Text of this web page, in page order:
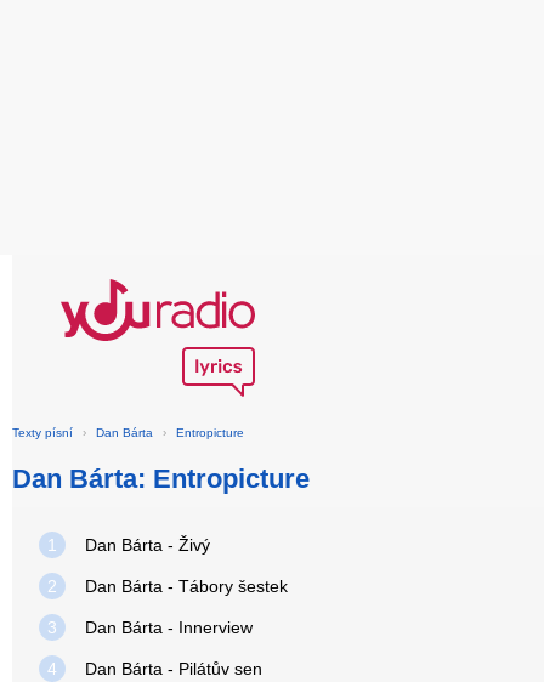
Texty písní › Dan Bárta › Entropicture
Dan Bárta: Entropicture
1 Dan Bárta - Živý
2 Dan Bárta - Tábory šestek
3 Dan Bárta - Innerview
4 Dan Bárta - Pilátův sen